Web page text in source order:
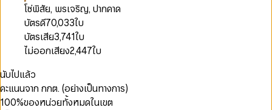
โซ่พิสัย, พรเจริญ, ปากคาด
บัตรดี70,033ใบ
บัตรเสีย3,741ใบ
ไม่ออกเสียง2,447ใบ
นับไปแล้ว
คะแนนจาก กกต. (อย่างเป็นทางการ)
100%ของหน่วยทั้งหมดในเขต